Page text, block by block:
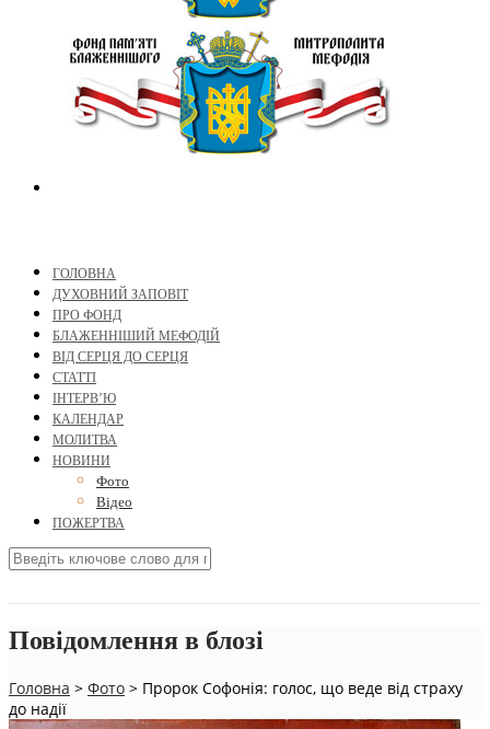
ГОЛОВНА
ДУХОВНИЙ ЗАПОВІТ
ПРО ФОНД
БЛАЖЕННІШИЙ МЕФОДІЙ
ВІД СЕРЦЯ ДО СЕРЦЯ
СТАТТІ
ІНТЕРВ’Ю
КАЛЕНДАР
МОЛИТВА
НОВИНИ
Фото
Відео
ПОЖЕРТВА
Повідомлення в блозі
Головна > Фото > Пророк Софонія: голос, що веде від страху
до надії